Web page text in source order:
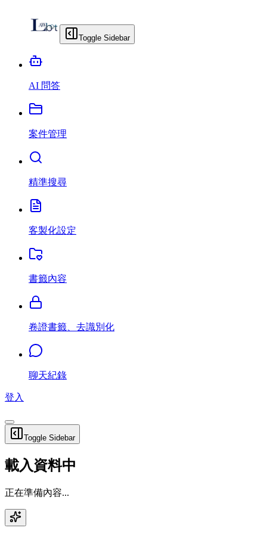
Toggle Sidebar
AI 問答
案件管理
精準搜尋
客製化設定
書籤內容
卷證書籤、去識別化
聊天紀錄
登入
Toggle Sidebar
載入資料中
正在準備內容...